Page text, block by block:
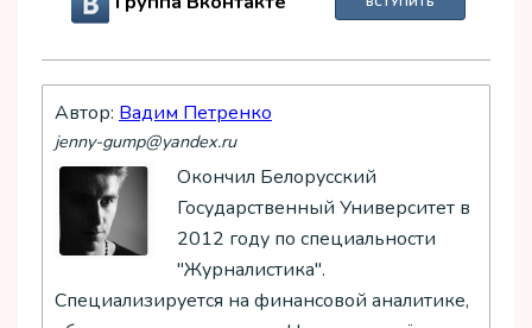
Автор: Вадим Петренко
jenny-gump@yandex.ru
Окончил Белорусский
Государственный Университет в
2012 году по специальности
"Журналистика".
Специализируется на финансовой аналитике,